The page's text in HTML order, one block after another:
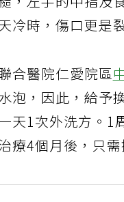
，左手的中指及
冷時，傷口更是
合醫院仁愛院區
泡，因此，給予
天1次外洗方。1
療4個月後，只